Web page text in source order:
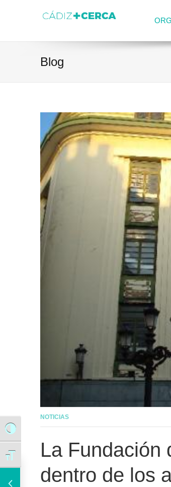
Alternar alto contraste
Alternar tamaño de letra
Blog
NOTICIAS
La Fundación
dentro de los
El almuerzo popular y solidario de arroz con plancton que ha elaborado el cocinero Ángel León recauda 5.750 euros